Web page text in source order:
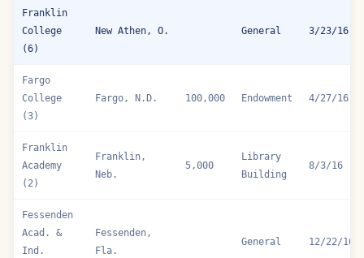
Franklin
College
(6)
New Athen, O. General 3/23/16
Fargo
College
(3)
Fargo, N.D. 100,000 Endowment 4/27/16
Franklin
Academy
(2)
Franklin,
Neb.
5,000
Library
Building
8/3/16
Fessenden
Acad. &
Ind.
Fessenden,
Fla.
General 12/22/16